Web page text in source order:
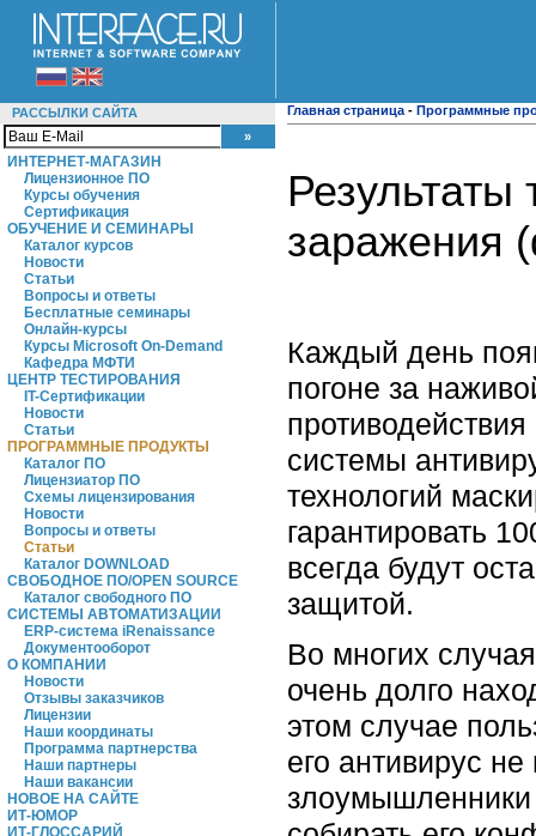
РАССЫЛКИ САЙТА
ИНТЕРНЕТ-МАГАЗИН
Лицензионное ПО
Курсы обучения
Сертификация
ОБУЧЕНИЕ И СЕМИНАРЫ
Каталог курсов
Новости
Статьи
Вопросы и ответы
Бесплатные семинары
Онлайн-курсы
Курсы Microsoft On-Demand
Кафедра МФТИ
ЦЕНТР ТЕСТИРОВАНИЯ
IT-Сертификации
Новости
Статьи
ПРОГРАММНЫЕ ПРОДУКТЫ
Каталог ПО
Лицензиатор ПО
Схемы лицензирования
Новости
Вопросы и ответы
Статьи
Каталог DOWNLOAD
СВОБОДНОЕ ПО/OPEN SOURCE
Каталог свободного ПО
СИСТЕМЫ АВТОМАТИЗАЦИИ
ERP-система iRenaissance
Документооборот
О КОМПАНИИ
Новости
Отзывы заказчиков
Лицензии
Наши координаты
Программа партнерства
Наши партнеры
Наши вакансии
НОВОЕ НА САЙТЕ
ИТ-ЮМОР
ИТ-ГЛОССАРИЙ
Главная страница - Программные
Результаты
заражения
Каждый день
погоне за
системы
технологий
гарантировать
всегда будут
защитой.
Во многих
очень долго
этом случае
его антивирус
злоумышленники